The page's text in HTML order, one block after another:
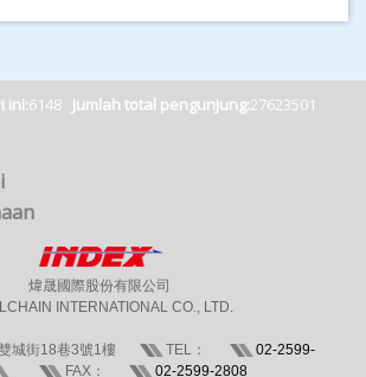
ini:6148 Jumlah total pengunjung:27623501
煒晟國際股份有限公司
INTERNATIONAL CO., LTD.
城街18巷3號1樓 TEL：
02-2599-
FAX： 02-2599-2808